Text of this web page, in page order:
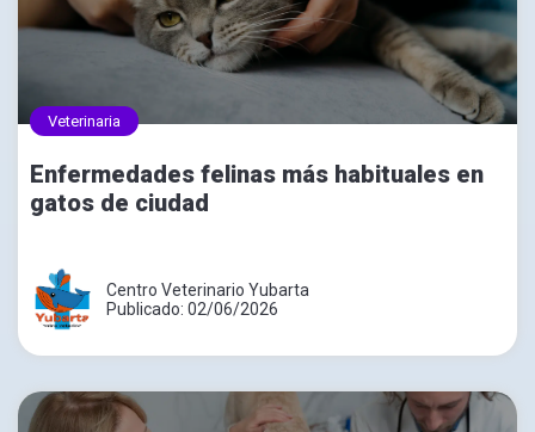
Veterinaria
Enfermedades felinas más habituales en
gatos de ciudad
Centro Veterinario Yubarta
Publicado: 02/06/2026